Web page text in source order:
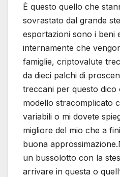
È questo quello che
sovrastato dal grande
esportazioni sono i beni
internamente che
famiglie, criptovalute
da dieci palchi di
treccani per questo dico
modello stracomplicato
variabili o mi dovete
migliore del mio che a
buona
un bussolotto con la
arrivare in questa o